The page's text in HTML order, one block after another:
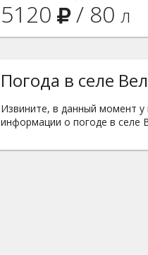
5120 / 80 л
Погода в селе
Извините, в данный момент у
информации о погоде в селе